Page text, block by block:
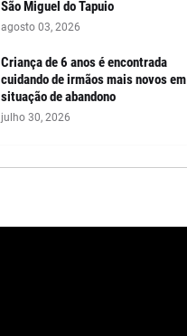
São Miguel do Tapuio
agosto 03, 2026
Criança de 6 anos é encontrada
cuidando de irmãos mais novos em
situação de abandono
julho 30, 2026